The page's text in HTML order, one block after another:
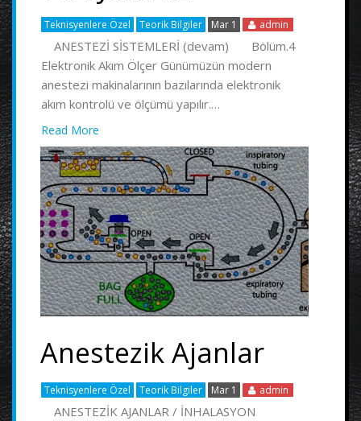
Teknisyenlere Özel Teorik Bilgiler Mar 1 admin
ANESTEZİ SİSTEMLERİ (devam) Bölüm.4
Elektronik Akım Ölçer Günümüzün modern
anestezi makinalarının bazılarında elektronik
akım kontrolü ve ölçümü yapılır.…
Read More
Anestezik Ajanlar
Teknisyenlere Özel Teorik Bilgiler Mar 1 admin
ANESTEZİK AJANLAR / İNHALASYON